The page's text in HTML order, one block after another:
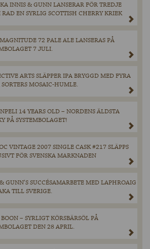
INNIS & GUNN LANSERAR FÖR TREDJE
RAD EN SYRLIG SCOTTISH CHERRY KRIEK
72 PALE ALE LANSERAS PÅ
7 JULI.
ARTS SLÄPPER IPA BRYGGD MED FYRA
MOSAIC-HUMLE.
14 YEARS OLD – NORDENS ÄLDSTA
PÅ SYSTEMBOLAGET!
VINTAGE 2007 SINGLE CASK #217 SLÄPPS
FÖR SVENSKA MARKNADEN
GUNN’S SUCCÉSAMARBETE MED LAPHROAIG
TILL SVERIGE.
– SYRLIGT KÖRSBÄRSÖL PÅ
DEN 28 APRIL.